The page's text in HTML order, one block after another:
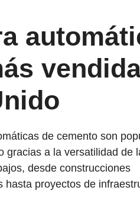
de cemento son
gracias a la versatilidad de
desde construcciones
hasta proyectos de